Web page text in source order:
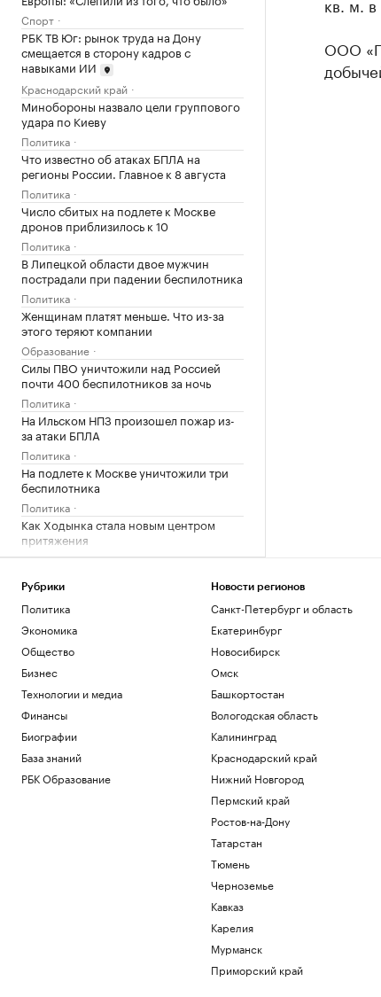
Спорт
РБК ТВ Юг: рынок труда на Дону
смещается в сторону кадров с
навыками ИИ
Краснодарский край
Минобороны назвало цели группового
удара по Киеву
Политика
Что известно об атаках БПЛА на
регионы России. Главное к 8 августа
Политика
Число сбитых на подлете к Москве
дронов приблизилось к 10
Политика
В Липецкой области двое мужчин
пострадали при падении беспилотника
Политика
Женщинам платят меньше. Что из-за
этого теряют компании
Образование
Силы ПВО уничтожили над Россией
почти 400 беспилотников за ночь
Политика
На Ильском НПЗ произошел пожар из-
за атаки БПЛА
Политика
На подлете к Москве уничтожили три
беспилотника
Политика
Как Ходынка стала новым центром
притяжения
РБК и Stone
более 30 беспилотников
Политика
Украинские дроны атаковали
промпредприятие в Самарской
области
Политика
Зачем смартфону телеобъектив, 200
Мп и большой сенсор
РБК и Huawei
Новая Зеландия анонсировала 36-й
пакет санкций против России
Политика
пообещала США больше не атаковать
ООО
Рубрики
Политика
Экономика
Общество
Бизнес
Технологии и медиа
Финансы
Биографии
База знаний
РБК Образование
Новости регионов
Санкт-Петербург и область
Екатеринбург
Новосибирск
Омск
Башкортостан
Вологодская область
Калининград
Краснодарский край
Нижний Новгород
Пермский край
Ростов-на-Дону
Татарстан
Тюмень
Черноземье
Кавказ
Карелия
Мурманск
Приморский край